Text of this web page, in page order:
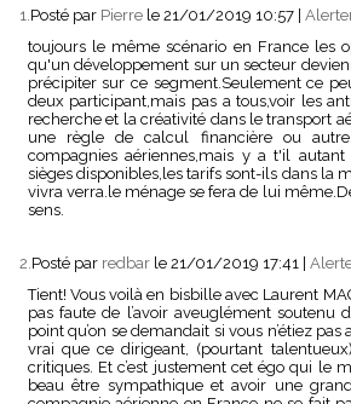
1. Posté par Pierre le 21/01/2019 10:57 |
toujours le même scénario en France les
qu'un développement sur un secteur
précipiter sur ce segment.Seulement ce
deux participant,mais pas a tous,voir les
recherche et la créativité dans le transport
une règle de calcul financière ou
compagnies aériennes,mais y a t'il
sièges disponibles,les tarifs sont-ils dans la
vivra verra.le ménage se fera de lui
sens.
2. Posté par redbar le 21/01/2019 17:41 |
Tient! Vous voilà en bisbille avec Laurent
pas faute de l’avoir aveuglément soutenu
point qu’on se demandait si vous n’étiez pas
vrai que ce dirigeant, (pourtant
critiques. Et c’est justement cet égo qui le
beau être sympathique et avoir une